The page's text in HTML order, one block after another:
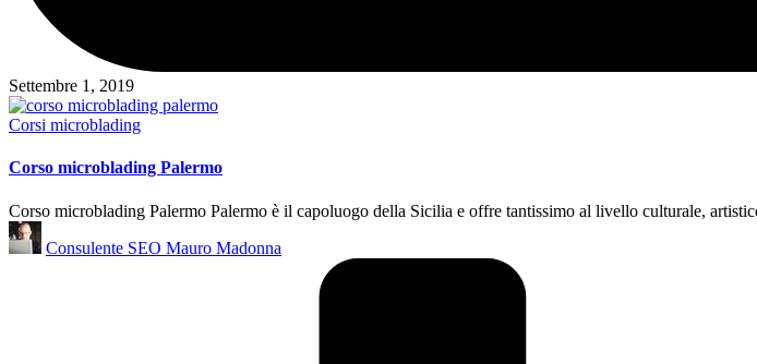
Settembre 1, 2019
Posted
Corsi microblading
Corso microblading Palermo
Corso microblading Palermo Palermo è il capoluogo della Sicilia e offre tantissimo al livello culturale,
Posted
by
Consulente SEO Mauro Madonna